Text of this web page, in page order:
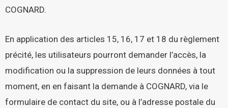
COGNARD.
En application des articles 15, 16, 17 et 18 du règlement
précité, les utilisateurs pourront demander l’accès, la
modification ou la suppression de leurs données à tout
moment, en en faisant la demande à COGNARD, via le
formulaire de contact du site, ou à l’adresse postale du